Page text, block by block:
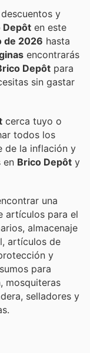
y
Depôt en este
de 2026 hasta
encontrarás
Depôt para
sin gastar
cerca tuyo o
todos los
de la inflación y
en Brico Depôt y
una
artículos para el
almacenaje
artículos de
y
para
mosquiteras
selladores y